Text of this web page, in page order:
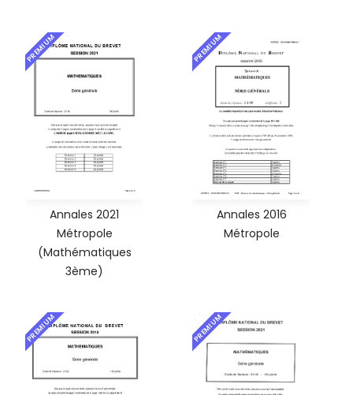
PREMIUM
Annales 2021
Métropole
(Mathématiques
3ème)
PREMIUM
Annales 2016
Métropole
PREMIUM PREMIUM